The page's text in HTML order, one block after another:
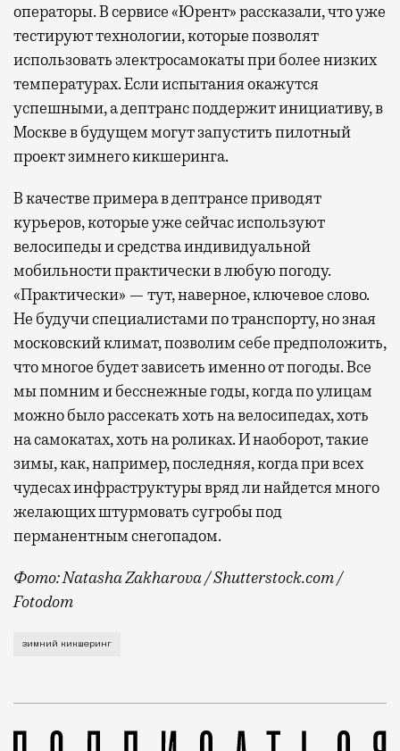
операторы. В сервисе «Юрент» рассказали, что уже
тестируют технологии, которые позволят
использовать электросамокаты при более низких
температурах. Если испытания окажутся
успешными, а дептранс поддержит инициативу, в
Москве в будущем могут запустить пилотный
проект зимнего кикшеринга.
В качестве примера в дептрансе приводят
курьеров, которые уже сейчас используют
велосипеды и средства индивидуальной
мобильности практически в любую погоду.
«Практически» — тут, наверное, ключевое слово.
Не будучи специалистами по транспорту, но зная
московский климат, позволим себе предположить,
что многое будет зависеть именно от погоды. Все
мы помним и бесснежные годы, когда по улицам
можно было рассекать хоть на велосипедах, хоть
на самокатах, хоть на роликах. И наоборот, такие
зимы, как, например, последняя, когда при всех
чудесах инфраструктуры вряд ли найдется много
желающих штурмовать сугробы под
перманентным снегопадом.
Фото: Natasha Zakharova / Shutterstock.com /
Fotodom
Об этом рассказал на Международном
зимний кикшеринг